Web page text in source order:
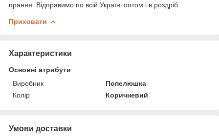
прання. Відправимо по всій Україні оптом і в роздріб
Приховати
Характеристики
Основні атрибути
Виробник
Попелюшка
Колір
Коричневий
Умови доставки